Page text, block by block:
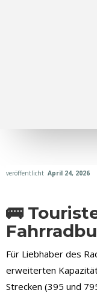
veröffentlicht April 24, 2026
🚌
Für Liebhaber des
erweiterten
Strecken (395 und